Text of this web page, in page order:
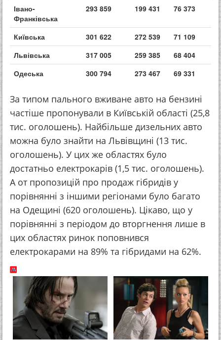
Івано-
Франківська
293 859 199 431 76 373
Київська 301 622 272 539
71 109
Львівська
317 005 259 385
68 404
Одеська
300 794 273 467 69 331
За типом пального вживане авто на бензині
частіше пропонували в Київській області (25,8
тис. оголошень). Найбільше дизельних авто
можна було знайти на Львівщині (13 тис.
оголошень). У цих же областях було
достатньо електрокарів (1,5 тис. оголошень).
А от пропозицій про продаж гібридів у
порівнянні з іншими регіонами було багато
на Одещині (620 оголошень). Цікаво, що у
порівнянні з періодом до вторгнення лише в
цих областях ринок поповнився
електрокарами на 89% та гібридами на 62%.